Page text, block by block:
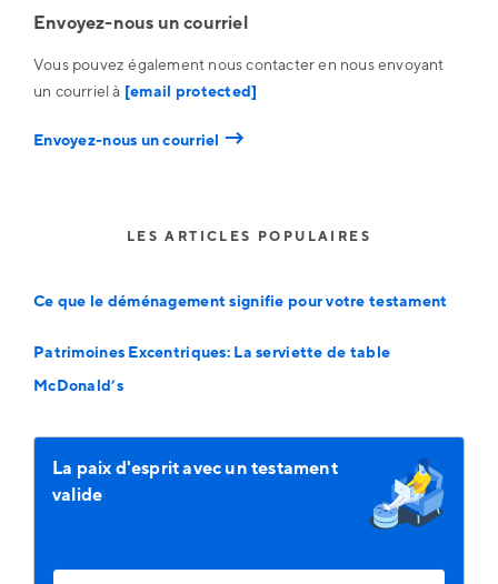
Envoyez-nous un courriel
Vous pouvez également nous contacter en nous envoyant
un courriel à [email protected]
Envoyez-nous un courriel →
LES ARTICLES POPULAIRES
Ce que le déménagement signifie pour votre testament
Patrimoines Excentriques: La serviette de table
McDonald’s
La paix d'esprit avec un testament
valide